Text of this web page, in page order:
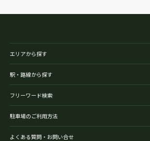
エリアから探す
駅・路線から探す
フリーワード検索
駐車場のご利用方法
よくある質問・お問い合せ